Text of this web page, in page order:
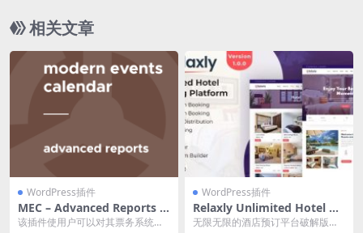
相关文章
WordPress插件
MEC – Advanced Reports 1.
1.1
该插件使用户可以对其票务系统进
WordPress插件
Relaxly Unlimited Hotel Bo
oking Platform v1.2.1 酒店
无限无限的酒店预订平台破解版的